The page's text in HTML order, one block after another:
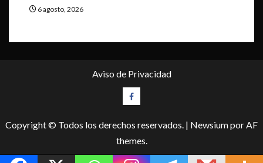
6 agosto, 2026
Aviso de Privacidad
Facebook
Copyright © Todos los derechos reservados. | Newsiumpor AF
themes.